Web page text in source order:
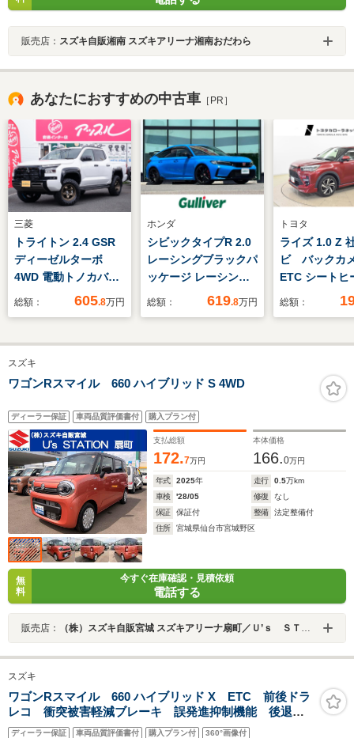
販売店： スズキ自販湘南 スズキアリーナ湘南おだわら
あなたにおすすめの中古車 ［PR］
三菱
トライトン 2.4 GSR
ディーゼルターボ
4WD 電動トノカバ
ー マイスターS1V
トアップ
総額： 605.8万円
ホンダ
シビックタイプR 2.0
レーシングブラックパ
ッケージ レーシング
ブラックパッケージ
ルセグTV ACC レ
レーダークルーズコン
ト 純正ビルトイン
ETC2.0
総額： 619.8万円
トヨタ
ライズ 1.0 Z
ビ バック
ETC シートヒ
総額：
スズキ
ワゴンRスマイル 660 ハイブリッド S 4WD
ディーラー保証 車両品質評価書付 購入プラン付
支払総額
172.7万円
本体価格
166.0万円
年式 2025年 走行 0.5万km
車検
'28/05 修復
なし
保証
保証付 整備
法定整備付
住所
宮城県仙台市宮城野区
無
料
今すぐ在庫確認・見積依頼
電話する
販売店： （株）スズキ自販宮城 スズキアリーナ扇町／Ｕ’ｓ ＳＴＡＴＩＯＮ扇町
スズキ
ワゴンRスマイル 660 ハイブリッド X ETC 前後ドラ
レコ 衝突被害軽減ブレーキ 誤発進抑制機能 後退時
ブレーキサポート アダプティブクルーズコントロール
ディーラー保証 車両品質評価書付 購入プラン付 360°画像付